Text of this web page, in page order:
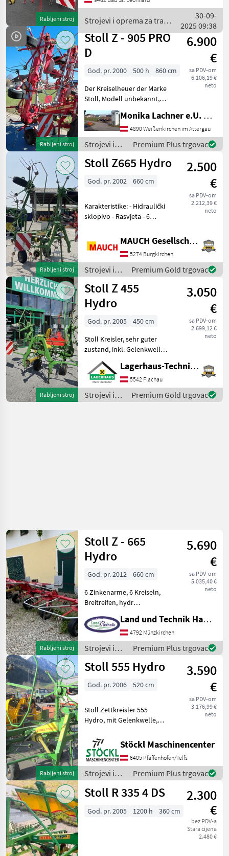
Rabljeni stroj
Hidraulično podešavanje
sjena, Zaštita od gubitka
Strojevi i oprema za travu
i baliranje / Stoll
30-09-
2025 09:38
Rabljeni stroj
Stoll Z - 905 PRO
D
6.900
€
sa PDV-om
6.106,19 €
neto
God. pr. 2000 500 h
860 cm
Der Kreiselheuer der Marke
Stoll, Modell unbekannt,
bietet eine effiziente
Lösung für die Heuernte.
Dieses spezifische Modell,
Baujahr 2000, ist ideal für
Landwirte,
Monika Lachner e.U. Maschinenhandel
4890 Weißenkirchen im Attergau
Strojevi i
oprema za
travu i
Stoll
Premium Plus trgovac
Rabljeni stroj
Stoll Z665 Hydro
2.500
€
sa PDV-om
2.212,39 €
neto
God. pr. 2002 660 cm
Karakteristike: - Hidraulički
sklopivo - Rasvjeta - 6
Burgkirchenu. Rado ću vam
detaljno pokazati stroj ili,
ako je potrebno, demonstr
MAUCH Gesellschaft m.b.H. & Co.KG
5274 Burgkirchen
Strojevi i
oprema za
travu i
baliranje /
Stoll
Premium Gold trgovac
Rabljeni stroj
Stoll Z 455
Hydro
3.050
€
sa PDV-om
2.699,12 €
neto
God. pr. 2005
450 cm
Stoll Kreisler, sehr guter
zustand, inkl. Gelenkwelle;
Wir bitten telefonisch oder
per Mail Ihren Besuch
bekanntzugeben, um
ausreichend Zeit für die
Beratung
Lagerhaus-Technik Flachau
5542 Flachau
Strojevi i
oprema za
Premium Gold trgovac
Rabljeni stroj
Stoll Z - 665
Hydro
5.690
€
sa PDV-om
5.035,40 €
neto
God. pr. 2012
660 cm
6 Zinkenarme, 6 Kreiseln,
Breitreifen, hydr
Gelenkwelle, Nošeni
sakupljač sjena, Straža
Strojevi i oprema za travu i
baliranje Rotacioni
prevrtači
Land und Technik HandelsgesmbH
4792 Münzkirchen
Strojevi i
oprema za
travu i
Stoll
Premium Plus trgovac
Rabljeni stroj
Stoll 555 Hydro
3.590
€
sa PDV-om
3.176,99 €
neto
God. pr. 2006 520 cm
Stoll Zettkreisler 555
Hydro, mit Gelenkwelle,
Strojevi i oprema za travu i
baliranje Rotacioni
prevrtači (rasturači) sijena
Stöckl Maschinencenter
6405 Pfaffenhofen/Telfs
Strojevi i
oprema za
travu i
Stoll
Premium Plus trgovac
Stoll R 335 4 DS
2.300
€
bez PDV-a
Stara cijena
2.480 €
God. pr. 2005 1200 h 360 cm